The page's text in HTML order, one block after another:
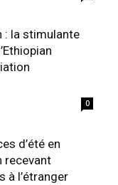
: la stimulante
0
d’été en
recevant
à l’étranger